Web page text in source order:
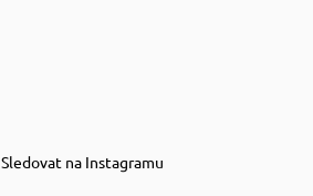
Sledovat na Instagramu